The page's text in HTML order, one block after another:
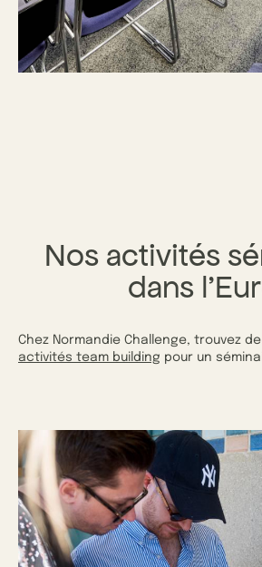
Nos activités
dans
Chez Normandie Challenge, trouvez
activités team building pour un